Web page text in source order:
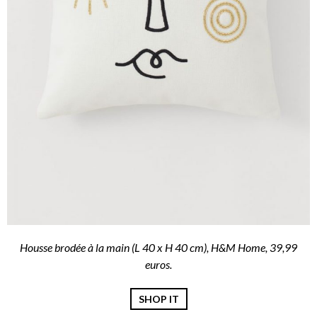
Housse brodée à la main (L 40 x H 40 cm), H&M Home, 39,99
euros.
SHOP IT